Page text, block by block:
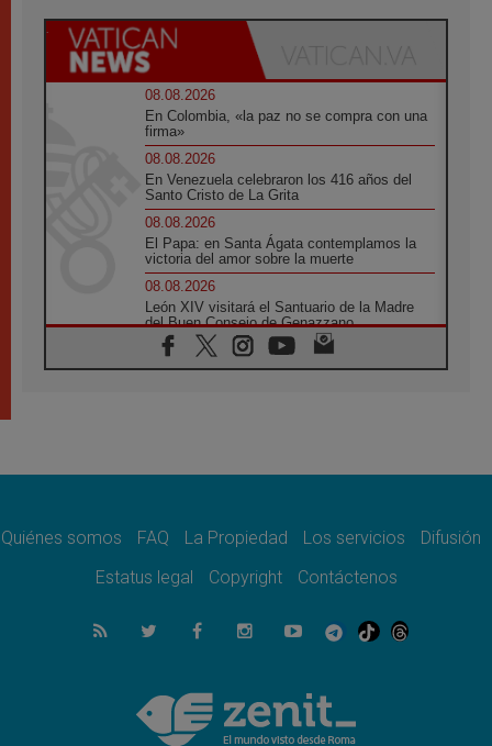
08.08.2026
En Colombia, «la paz no se compra con una
firma»
08.08.2026
En Venezuela celebraron los 416 años del
Santo Cristo de La Grita
08.08.2026
El Papa: en Santa Ágata contemplamos la
victoria del amor sobre la muerte
08.08.2026
León XIV visitará el Santuario de la Madre
del Buen Consejo de Genazzano
07.08.2026
Filipinas: el Vicariato Apostólico de Calapán
07.08.2026
07.08.2026
muertos en 300 días
Tagle: La guerra desfigura el mundo, solo la
revelación de Dios lo transfigura
Presentada la Trienal de Arte de las
Universidades Católicas: «Exercises in
Empathy»
Quiénes somos FAQ La Propiedad Los servicios
Difusión
Estatus legal
Copyright Contáctenos